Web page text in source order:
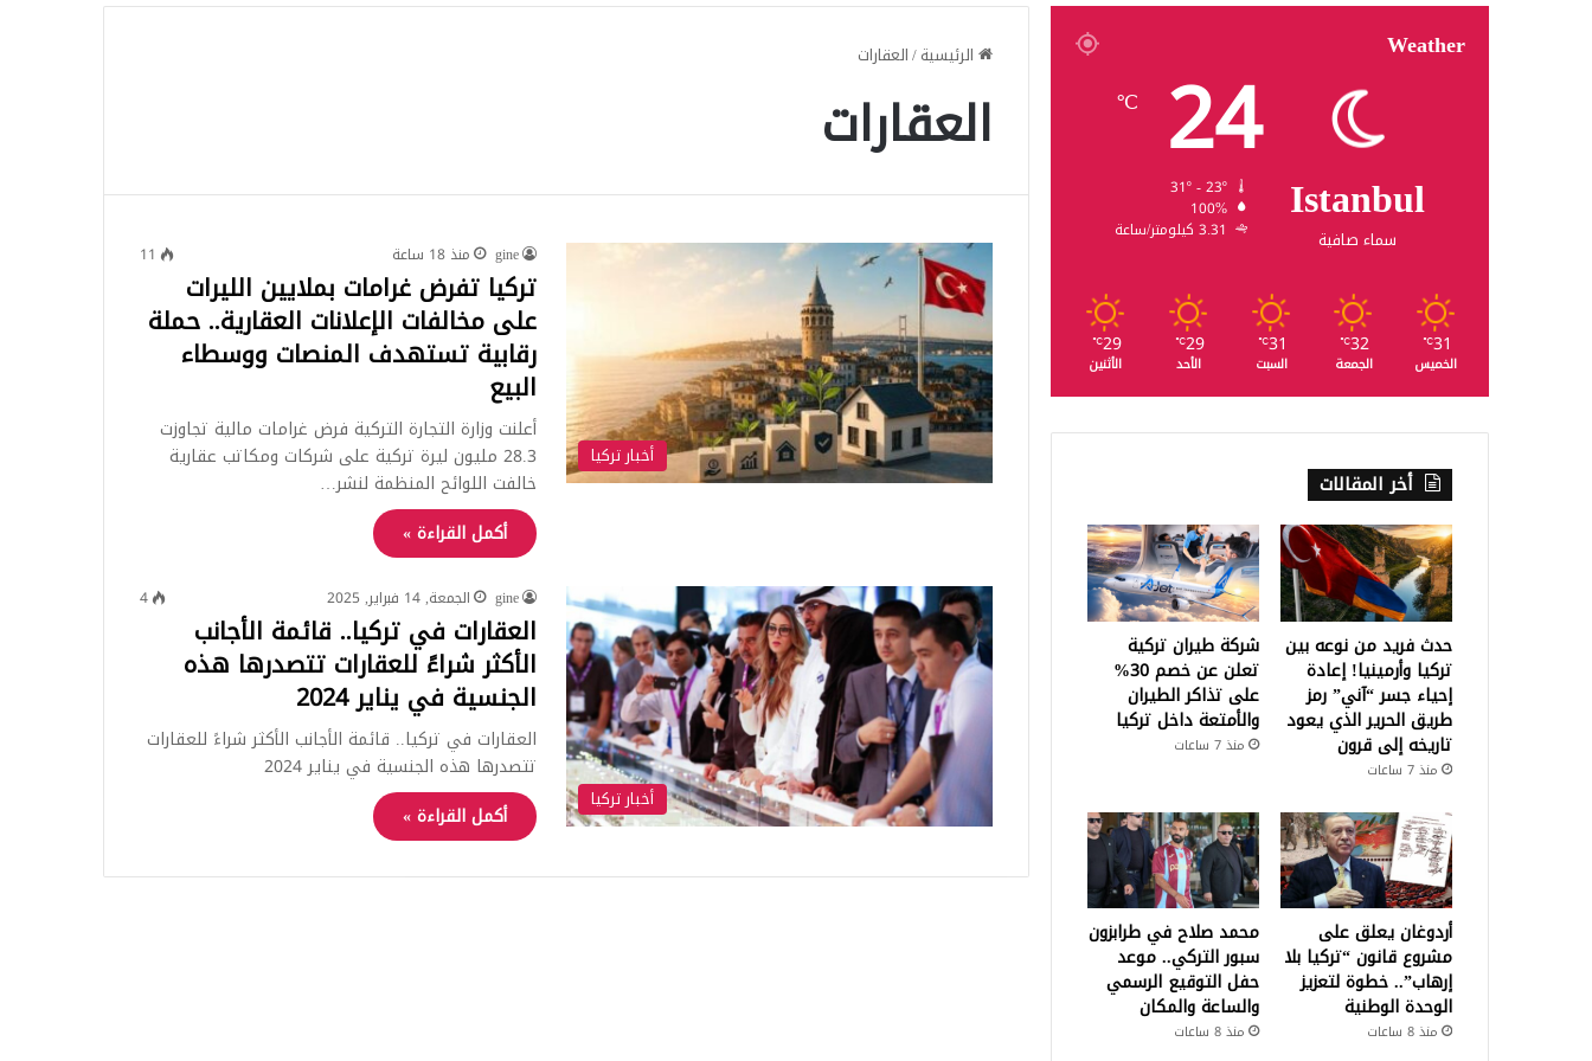
الرئيسية/العقارات
العقارات
أخبار تركيا
gine منذ 18 ساعة 11
تركيا تفرض غرامات بملايين الليرات
على مخالفات الإعلانات العقارية.. حملة
رقابية تستهدف المنصات ووسطاء
البيع
أعلنت وزارة التجارة التركية فرض غرامات مالية تجاوزت
28.3 مليون ليرة تركية على شركات ومكاتب عقارية
خالفت اللوائح المنظمة لنشر…
أكمل القراءة »
أخبار تركيا
gine الجمعة, 14 فبراير, 2025 4
العقارات في تركيا.. قائمة الأجانب
الأكثر شراءً للعقارات تتصدرها هذه
الجنسية في يناير 2024
العقارات في تركيا.. قائمة الأجانب الأكثر شراءً للعقارات
تتصدرها هذه الجنسية في يناير 2024
أكمل القراءة »
Weather
Istanbul
سماء صافية
24
℃
100%
3.31 كيلومتر/ساعة
31
℃
الخميس
32
℃
الجمعة
31
℃
السبت
29
℃
الأحد
29
℃
الأثنين
أخر المقالات
حدث فريد من نوعه بين
تركيا وأرمينيا! إعادة
إحياء جسر “آني” رمز
طريق الحرير الذي يعود
تاريخه إلى قرون
منذ 7 ساعات
شركة طيران تركية
تعلن عن خصم 30%
على تذاكر الطيران
والأمتعة داخل تركيا
منذ 7 ساعات
أردوغان يعلق على
مشروع قانون “تركيا بلا
إرهاب”.. خطوة لتعزيز
الوحدة الوطنية
منذ 8 ساعات
محمد صلاح في طرابزون
سبور التركي.. موعد
حفل التوقيع الرسمي
والساعة والمكان
منذ 8 ساعات